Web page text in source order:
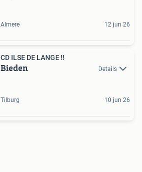
Almere 12 jun 26
CD ILSE DE LANGE !!
Bieden Details
Tilburg 10 jun 26